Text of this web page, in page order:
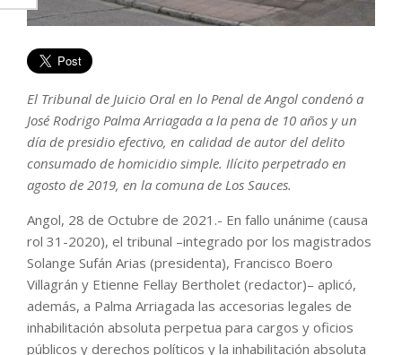
El Tribunal de Juicio Oral en lo Penal de Angol condenó a
José Rodrigo Palma Arriagada a la pena de 10 años y un
día de presidio efectivo, en calidad de autor del delito
consumado de homicidio simple. Ilícito perpetrado en
agosto de 2019, en la comuna de Los Sauces.
Angol, 28 de Octubre de 2021.- En fallo unánime (causa
rol 31-2020), el tribunal –integrado por los magistrados
Solange Sufán Arias (presidenta), Francisco Boero
Villagrán y Etienne Fellay Bertholet (redactor)– aplicó,
además, a Palma Arriagada las accesorias legales de
inhabilitación absoluta perpetua para cargos y oficios
públicos y derechos políticos y la inhabilitación absoluta